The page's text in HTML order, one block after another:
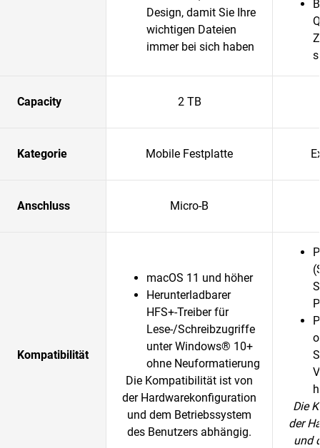
Design, damit Sie Ihre
wichtigen Dateien
immer bei sich haben
Capacity 2 TB
Kategorie Mobile Festplatte
Anschluss Micro-B
Kompatibilität
macOS 11 und höher
Herunterladbarer
HFS+-Treiber für
Lese-/Schreibzugriffe
unter Windows® 10+
ohne Neuformatierung
Die Kompatibilität ist von
der Hardwarekonfiguration
und dem Betriebssystem
des Benutzers abhängig.
Die
der
und